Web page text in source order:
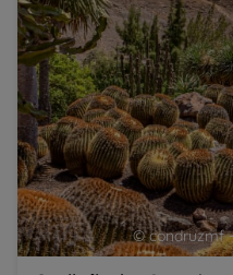
© condruzmf